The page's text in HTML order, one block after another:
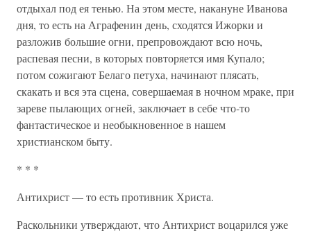
отдыхал под ея тенью. На этом месте, накануне Иванова
дня, то есть на Аграфенин день, сходятся Ижорки и
разложив большие огни, препровождают всю ночь,
распевая песни, в которых повторяется имя Купало;
потом сожигают Белаго петуха, начинают плясать,
скакать и вся эта сцена, совершаемая в ночном мраке, при
зареве пылающих огней, заключает в себе что-то
фантастическое и необыкновенное в нашем
христианском быту.
* * *
Антихрист — то есть противник Христа.
Раскольники утверждают, что Антихрист воцарился уже